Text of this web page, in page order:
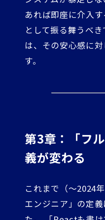
あれば即座に介入
として振る舞うべ
は、その安心感に
す。
第3章：「フ
義が変わる
これまで（〜2024
エンジニア」の定